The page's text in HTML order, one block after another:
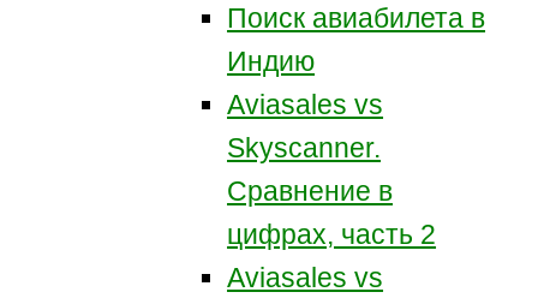
Поиск авиабилета в
Индию
Aviasales vs
Skyscanner.
Сравнение в
цифрах, часть 2
Aviasales vs